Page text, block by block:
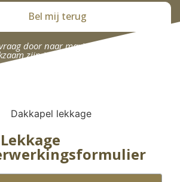
Bel mij terug
door naar maximaal 4 bedrijven die
zijn in uw omgeving.